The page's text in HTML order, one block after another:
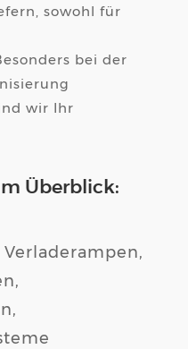
sowohl für
bei der
wir Ihr
Überblick:
Verladerampen,